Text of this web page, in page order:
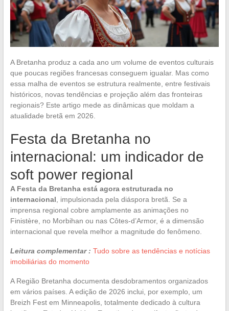
A Bretanha produz a cada ano um volume de eventos culturais
que poucas regiões francesas conseguem igualar. Mas como
essa malha de eventos se estrutura realmente, entre festivais
históricos, novas tendências e projeção além das fronteiras
regionais? Este artigo mede as dinâmicas que moldam a
atualidade bretã em 2026.
Festa da Bretanha no
internacional: um indicador de
soft power regional
A Festa da Bretanha está agora estruturada no
internacional , impulsionada pela diáspora bretã. Se a
imprensa regional cobre amplamente as animações no
Finistère, no Morbihan ou nas Côtes-d’Armor, é a dimensão
internacional que revela melhor a magnitude do fenômeno.
Leitura complementar : Tudo sobre as tendências e notícias
imobiliárias do momento
A Região Bretanha documenta desdobramentos organizados
em vários países. A edição de 2026 inclui, por exemplo, um
Breizh Fest em Minneapolis, totalmente dedicado à cultura